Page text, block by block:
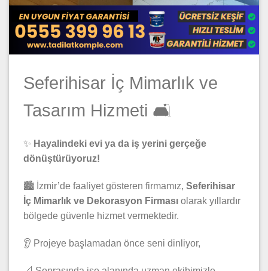
Seferihisar İç Mimarlık ve
Tasarım Hizmeti 🛋️
✨ Hayalindeki evi ya da iş yerini gerçeğe
dönüştürüyoruz!
🏙️ İzmir’de faaliyet gösteren firmamız, Seferihisar
İç Mimarlık ve Dekorasyon Firması olarak yıllardır
bölgede güvenle hizmet vermektedir.
👂 Projeye başlamadan önce seni dinliyor,